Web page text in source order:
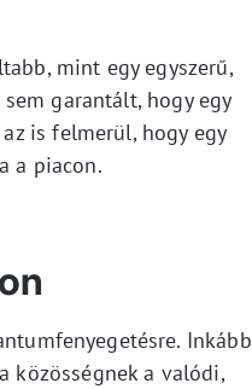
mint egy egyszerű,
garantált, hogy egy
is felmerül, hogy egy
a piacon.
Inkább
közösségnek a valódi,